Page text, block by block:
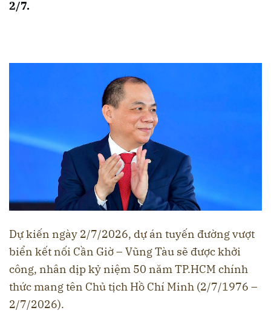
2/7.
Dự kiến ngày 2/7/2026, dự án tuyến đường vượt
biển kết nối Cần Giờ – Vũng Tàu sẽ được khởi
công, nhân dịp kỷ niệm 50 năm TP.HCM chính
thức mang tên Chủ tịch Hồ Chí Minh (2/7/1976 –
2/7/2026).